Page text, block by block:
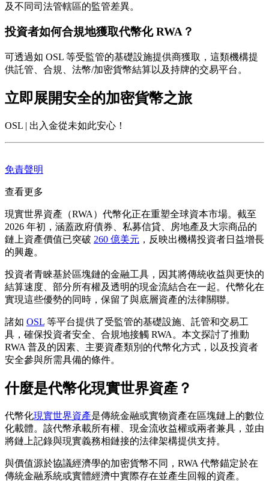
及不同司法管轄區的監管差異。
投資者如何合規地獲取代幣化 RWA？
可透過如 OSL 等受監管的基礎設施提供商獲取，這類機構提
供託管、合規、法幣/加密貨幣結算以及持牌的交易平台。
立即展開安全的加密貨幣之旅
OSL | 出入金從未如此安心！
免責聲明
查看更多
現實世界資產（RWA）代幣化正在重塑全球資本市場。截至
2026 年初，涵蓋政府債券、私募信貸、房地產及大宗商品的
鏈上資產價值已突破 260 億美元 ，反映出機構投資者日益增長
的興趣。
投資者青睞基於區塊鏈的金融工具，因其將傳統收益與更快的
結算速度、部分所有權及透明的現金流結合在一起。代幣化在
實現這些優勢的同時，保留了與底層資產的法律關聯。
諸如 OSL 等平台提供了受監管的基礎設施、託管和交易工
具，確保投資者安全、合規地接觸 RWA。本文探討了推動
RWA 普及的因素、主要資產類別的代幣化方式，以及投資者
安全參與所需具備的條件。
什麼是代幣化現實世界資產？
代幣化現實世界資產是傳統金融或實物資產在區塊鏈上的數位
化載體。該代幣承載所有權、現金流收益權或兩者兼具，並由
將鏈上記錄與現實義務相鏈接的法律架構提供支持。
與價值源於協議經濟學的加密貨幣不同，RWA 代幣錨定於在
傳統金融系統或實體經濟中實際存在並產生回報的資產。